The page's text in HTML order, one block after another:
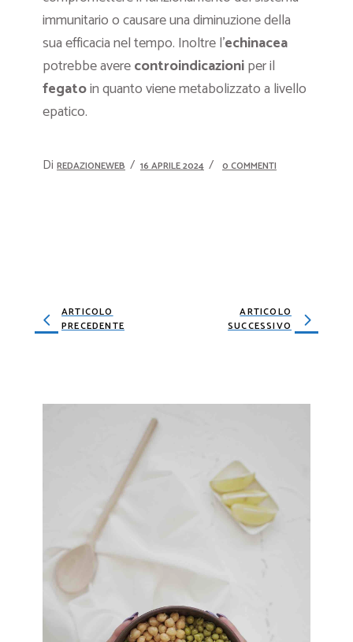
immunitario o causare una diminuzione della
sua efficacia nel tempo. Inoltre l’echinacea
potrebbe averecontroindicazioniper il
fegatoin quanto viene metabolizzato a livello
epatico.
Di REDAZIONEWEB 16 APRILE 2024 0 COMMENTI
ARTICOLO
PRECEDENTE
ARTICOLO
SUCCESSIVO